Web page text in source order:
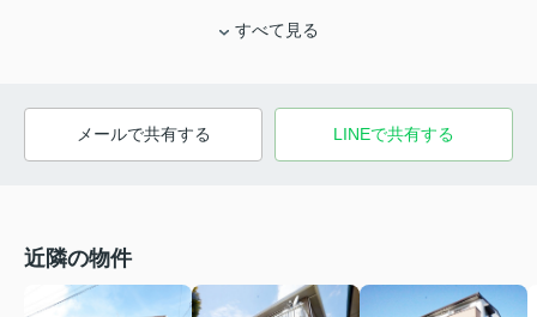
すべて見る
メールで共有する LINEで共有する
近隣の物件